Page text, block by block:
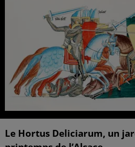
Le Hortus Deliciarum, un